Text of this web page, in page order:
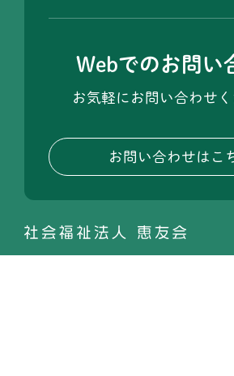
Webでのお問い
お気軽にお問い合わせく
お問い合わせはこ